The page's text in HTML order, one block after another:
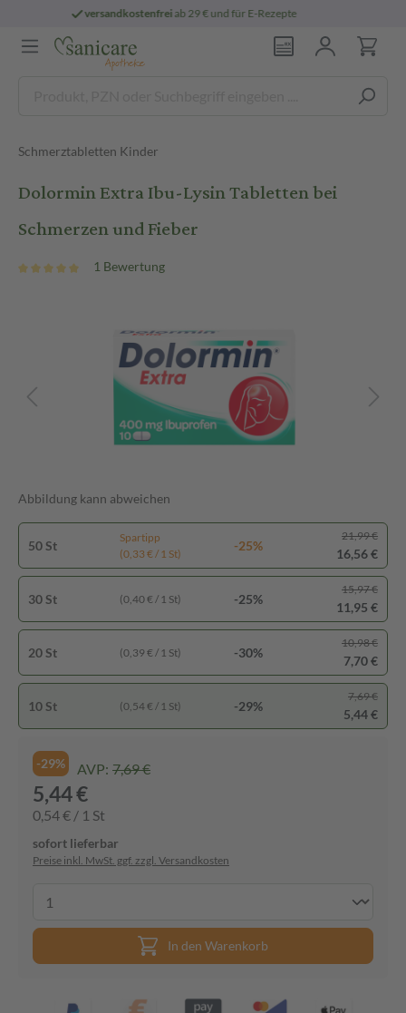
persönliche
Schmerztabletten Kinder
Dolormin Extra Ibu-Lysin Tabletten bei
Schmerzen und Fieber
1 Bewertung
Abbildung kann abweichen
50 St
Spartipp
(0,33 € / 1 St)
-25%
21,99 €
16,56 €
30 St (0,40 € / 1 St) -25%
15,97 €
11,95 €
20 St (0,39 € / 1 St) -30%
10,98 €
7,70 €
10 St (0,54 € / 1 St) -29%
7,69 €
5,44 €
-29% AVP: 7,69 €
5,44 €
0,54 € / 1 St
sofort lieferbar
Preise inkl. MwSt. ggf. zzgl. Versandkosten
In den Warenkorb